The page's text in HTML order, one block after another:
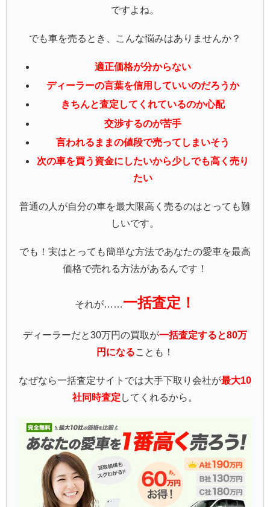
ですよね。
でも車を売るとき、こんな悩みはありませんか？
適正価格が分からない
ディーラーの言葉を信用していいのだろうか
きちんと査定してくれているのか心配
交渉するのが苦手
言われるままの値段で売ってしまいそう
次の車を買う資金にしたいから少しでも高く売り
たい
普通の人が自分の車を最大限高く売るのはとっても難
しいです。
でも！実はとっても簡単な方法であなたの愛車を最高
価格で売れる方法があるんです！
それが……一括査定！
ディーラーだと30万円の買取が一括査定すると80万
円になることも！
なぜなら一括査定サイトでは大手下取り会社が最大10
社同時査定 してくれるから。